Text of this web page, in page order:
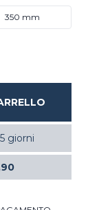
350 mm
giorni